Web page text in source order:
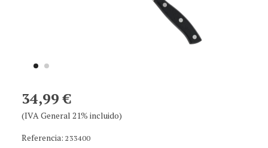
34,99 €
(IVA General 21% incluido)
Referencia: 233400